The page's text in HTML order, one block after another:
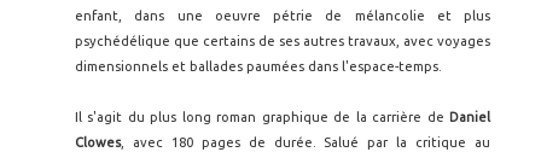
enfant, dans une oeuvre pétrie de mélancolie et plus
psychédélique que certains de ses autres travaux, avec voyages
dimensionnels et ballades paumées dans l'espace-temps.
Il s'agit du plus long roman graphique de la carrière de Daniel
Clowes, avec 180 pages de durée. Salué par la critique au